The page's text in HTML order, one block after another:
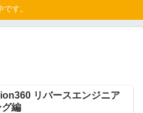
です。
リバースエンジニア
グ編